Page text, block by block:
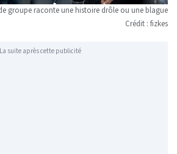
groupe raconte une histoire drôle ou une blague
Crédit : fizkes
La suite après cette publicité